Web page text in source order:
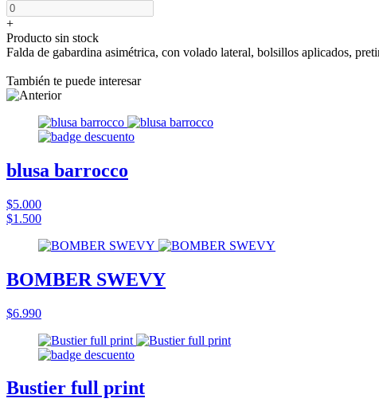
+
Producto sin stock
Falda de gabardina asimétrica, con volado lateral, bolsillos aplicados,
También te puede interesar
blusa barrocco
$5.000
$1.500
BOMBER SWEVY
$6.990
Bustier full print